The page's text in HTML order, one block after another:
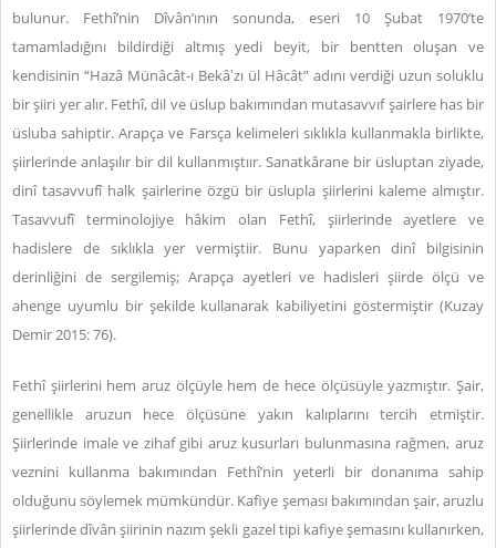
bulunur. Fethî’nin Dîvân’ının sonunda, eseri 10 Şubat 1970’te
tamamladığını bildirdiği altmış yedi beyit, bir bentten oluşan ve
kendisinin “Hazâ Münâcât-ı Bekâ‛zı ül Hâcât” adını verdiği uzun soluklu
bir şiiri yer alır. Fethî, dil ve üslup bakımından mutasavvıf şairlere has bir
üsluba sahiptir. Arapça ve Farsça kelimeleri sıklıkla kullanmakla birlikte,
şiirlerinde anlaşılır bir dil kullanmıştıır. Sanatkârane bir üsluptan ziyade,
dinî tasavvufî halk şairlerine özgü bir üslupla şiirlerini kaleme almıştır.
Tasavvufî terminolojiye hâkim olan Fethî, şiirlerinde ayetlere ve
hadislere de sıklıkla yer vermiştiir. Bunu yaparken dinî bilgisinin
derinliğini de sergilemiş; Arapça ayetleri ve hadisleri şiirde ölçü ve
ahenge uyumlu bir şekilde kullanarak kabiliyetini göstermiştir (Kuzay
Demir 2015: 76).
Fethî şiirlerini hem aruz ölçüyle hem de hece ölçüsüyle yazmıştır. Şair,
genellikle aruzun hece ölçüsüne yakın kalıplarını tercih etmiştir.
Şiirlerinde imale ve zihaf gibi aruz kusurları bulunmasına rağmen, aruz
veznini kullanma bakımından Fethî’nin yeterli bir donanıma sahip
olduğunu söylemek mümkündür. Kafiye şeması bakımından şair, aruzlu
şiirlerinde dîvân şiirinin nazım şekli gazel tipi kafiye şemasını kullanırken,